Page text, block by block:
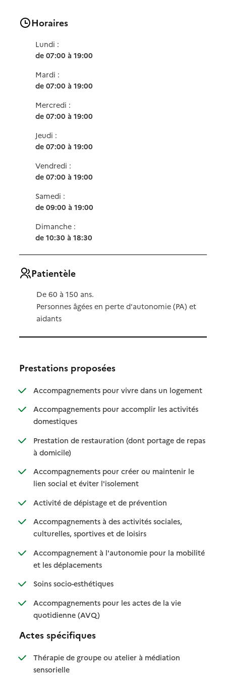
Horaires
Lundi :
de 07:00 à 19:00
Mardi :
de 07:00 à 19:00
Mercredi :
de 07:00 à 19:00
Jeudi :
de 07:00 à 19:00
Vendredi :
de 07:00 à 19:00
Samedi :
de 09:00 à 19:00
Dimanche :
de 10:30 à 18:30
Patientèle
De 60 à 150 ans.
Personnes âgées en perte d'autonomie (PA) et
aidants
Prestations proposées
Accompagnements pour vivre dans un logement
:
: non
Accompagnements pour accomplir les activités
domestiques: disponible
: non disponible
Prestation de restauration (dont portage de repas
à domicile): disponible
: non disponible
Accompagnements pour créer ou maintenir le
lien social et éviter l'isolement: disponible
: non disponible
Activité de dépistage et de prévention: disponible
: non disponible
Accompagnements à des activités sociales,
culturelles, sportives et de loisirs: disponible
: non disponible
Accompagnement à l'autonomie pour la mobilité
et les déplacements: disponible
: non disponible
Soins socio-esthétiques: disponible
: non disponible
Accompagnements pour les actes de la vie
quotidienne (AVQ): disponible
: non disponible
Actes spécifiques
Thérapie de groupe ou atelier à médiation
sensorielle: disponible
: non disponible